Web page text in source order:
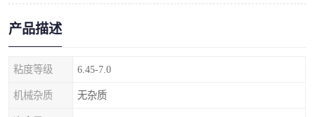
产品描述
粘度等级 6.45-7.0
机械杂质 无杂质